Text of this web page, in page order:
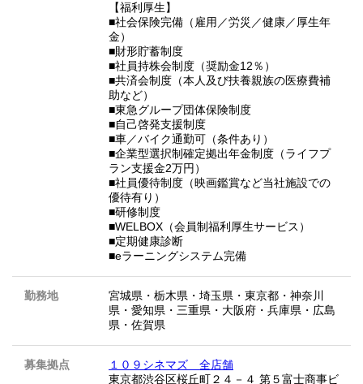
【福利厚生】
■社会保険完備（雇用／労災／健康／厚生年
金）
■財形貯蓄制度
■社員持株会制度（奨励金12％）
■共済会制度（本人及び扶養親族の医療費補
助など）
■東急グループ団体保険制度
■自己啓発支援制度
■車／バイク通勤可（条件あり）
■企業型選択制確定拠出年金制度（ライフプ
ラン支援金2万円）
■社員優待制度（映画鑑賞など当社施設での
優待有り）
■研修制度
■WELBOX（会員制福利厚生サービス）
■定期健康診断
■eラーニングシステム完備
勤務地 宮城県 ・ 栃木県 ・ 埼玉県 ・ 東京都 ・ 神奈川
県 ・ 愛知県 ・ 三重県 ・ 大阪府 ・ 兵庫県 ・ 広島
県 ・ 佐賀県
募集拠点
１０９シネマズ＿全店舗
東京都渋谷区桜丘町２４－４ 第５富士商事ビ